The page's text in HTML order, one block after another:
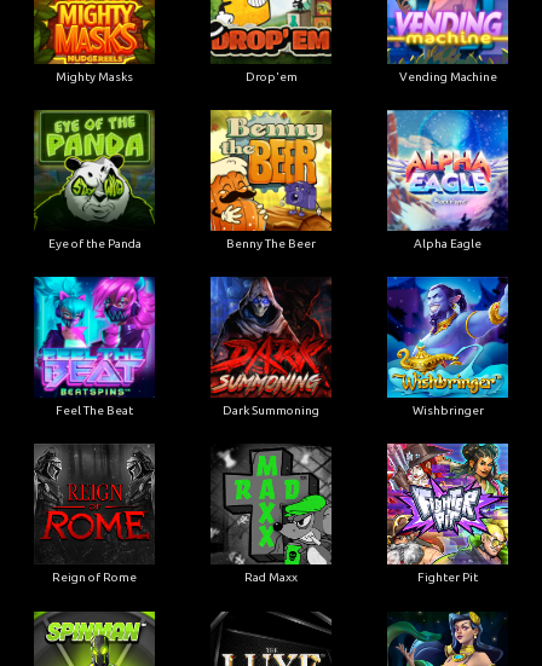
Mighty Masks Drop'em Vending Machine
Eye of the Panda Benny The Beer Alpha Eagle
Feel The Beat Dark Summoning Wishbringer
Reign of Rome Rad Maxx Fighter Pit